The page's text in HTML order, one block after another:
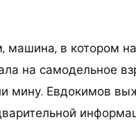
машина, в котором
на самодельное
мину. Евдокимов